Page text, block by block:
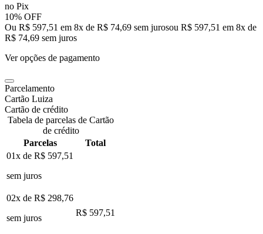
no Pix
10% OFF
Ou R$ 597,51 em 8x de R$ 74,69 sem jurosou R$ 597,51 em 8x de
R$ 74,69 sem juros
Ver opções de pagamento
Parcelamento
Cartão Luiza
Cartão de crédito
Tabela de parcelas de Cartão
de crédito
Parcelas
Total
01x de R$ 597,51
sem juros
02x de R$ 298,76
sem juros
R$ 597,51